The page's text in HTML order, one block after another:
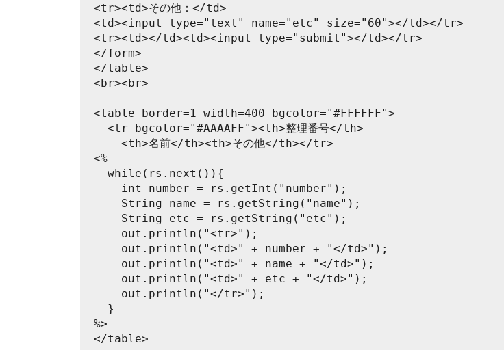
<tr><td>その他：</td>
<td><input type="text" name="etc" size="60"></td></tr>
<tr><td></td><td><input type="submit"></td></tr>
</form>
</table>
<br><br>
<table border=1 width=400 bgcolor="#FFFFFF">
<tr bgcolor="#AAAAFF"><th>整理番号</th>
<th>名前</th><th>その他</th></tr>
<%
while(rs.next()){
int number = rs.getInt("number");
String name = rs.getString("name");
String etc = rs.getString("etc");
out.println("<tr>");
out.println("<td>" + number + "</td>");
out.println("<td>" + name + "</td>");
out.println("<td>" + etc + "</td>");
out.println("</tr>");
}
%>
</table>